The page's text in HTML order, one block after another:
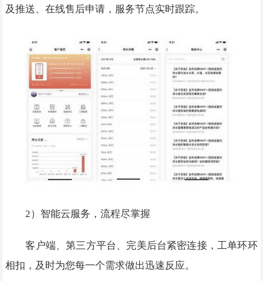
及推送、在线售后申请，服务节点实时跟踪。
2）智能云服务，流程尽掌握
客户端、第三方平台、完美后台紧密连接，工单环环
相扣，及时为您每一个需求做出迅速反应。